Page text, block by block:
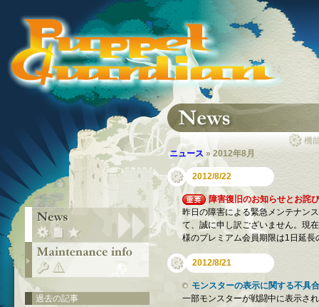
機
ニュース » 2012年8月
2012/8/22
障害復旧のお知らせとお詫び
昨日の障害による緊急メンテナン
て、誠に申し訳ございません。現
様のプレミアム会員期限は1日延
2012/8/21
モンスターの表示に関する不具
一部モンスターが戦闘中に表示さ
過去の記事